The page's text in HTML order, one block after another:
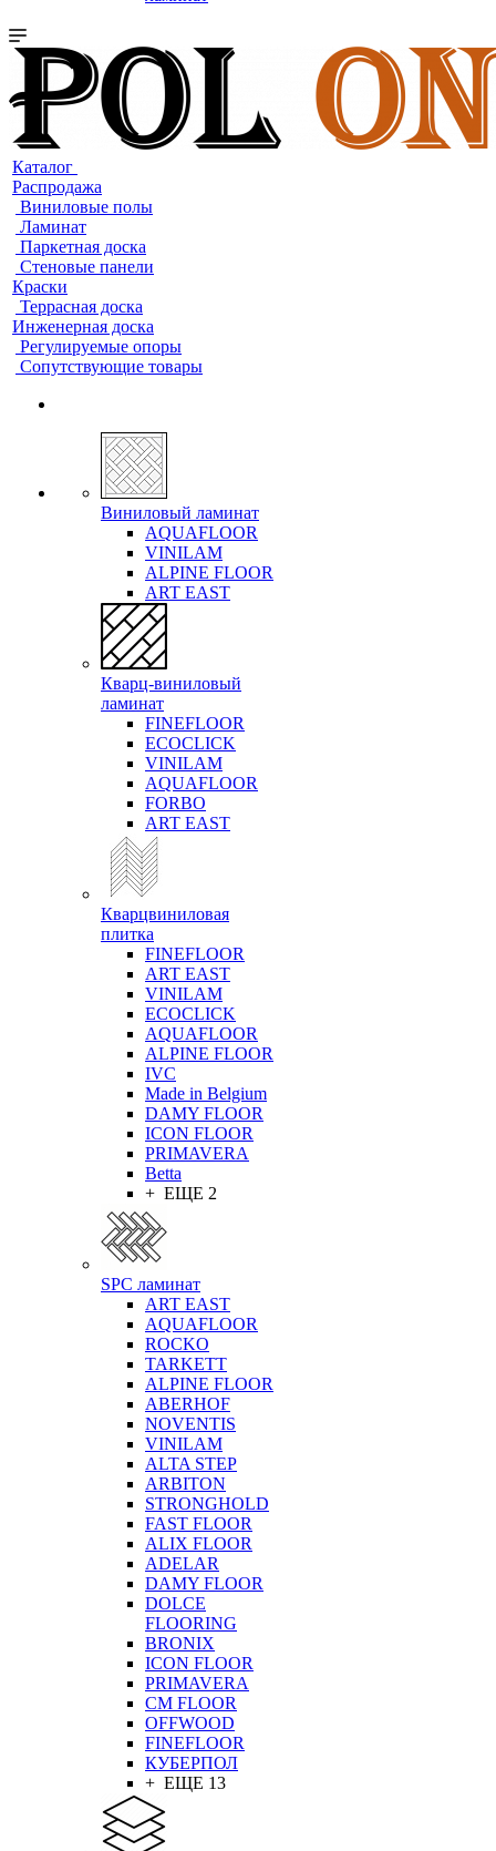
Каталог
Распродажа
Виниловые полы
Ламинат
Паркетная доска
Стеновые панели
Краски
Террасная доска
Инженерная доска
Регулируемые опоры
Сопутствующие товары
Виниловый ламинат
AQUAFLOOR
VINILAM
ALPINE FLOOR
ART EAST
Кварц-виниловый
ламинат
FINEFLOOR
ECOCLICK
VINILAM
AQUAFLOOR
FORBO
ART EAST
Кварцвиниловая
плитка
FINEFLOOR
ART EAST
VINILAM
ECOCLICK
AQUAFLOOR
ALPINE FLOOR
IVC
Made in Belgium
DAMY FLOOR
ICON FLOOR
PRIMAVERA
Betta
+ ЕЩЕ 2
SPC ламинат
ART EAST
AQUAFLOOR
ROCKO
TARKETT
ALPINE FLOOR
ABERHOF
NOVENTIS
VINILAM
ALTA STEP
ARBITON
STRONGHOLD
FAST FLOOR
ALIX FLOOR
ADELAR
DAMY FLOOR
DOLCE
FLOORING
BRONIX
ICON FLOOR
PRIMAVERA
CM FLOOR
OFFWOOD
FINEFLOOR
КУБЕРПОЛ
+ ЕЩЕ 13